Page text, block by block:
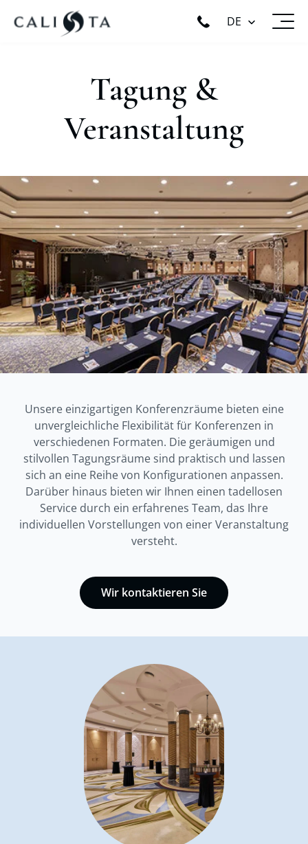
DE
Tagung &
Veranstaltung
Unsere einzigartigen Konferenzräume bieten eine
unvergleichliche Flexibilität für Konferenzen in
verschiedenen Formaten. Die geräumigen und
stilvollen Tagungsräume sind praktisch und lassen
sich an eine Reihe von Konfigurationen anpassen.
Darüber hinaus bieten wir Ihnen einen tadellosen
Service durch ein erfahrenes Team, das Ihre
individuellen Vorstellungen von einer Veranstaltung
versteht.
Wir kontaktieren Sie